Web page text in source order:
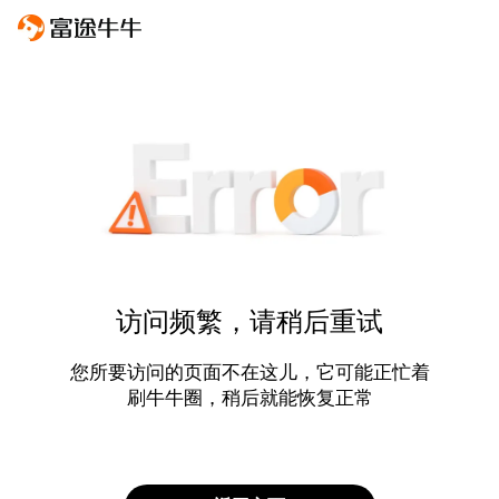
访问频繁，请稍后重试
您所要访问的页面不在这儿，它可能正忙着
刷牛牛圈，稍后就能恢复正常